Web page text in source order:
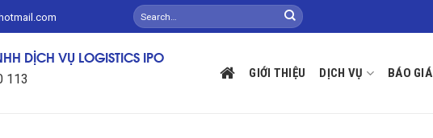
DỊCH VỤ LOGISTICS IPO
113 GIỚI THIỆU DỊCH VỤ BÁO GIÁ